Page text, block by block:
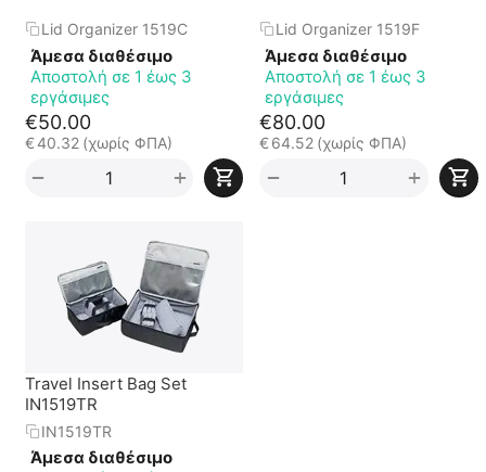
Lid Organizer 1519C
Άμεσα διαθέσιμο
Αποστολή σε 1 έως 3
εργάσιμες
€50.00
€40.32 (χωρίς ΦΠΑ)
+
−
Lid Organizer 1519F
Άμεσα διαθέσιμο
Αποστολή σε 1 έως 3
εργάσιμες
€80.00
€64.52 (χωρίς ΦΠΑ)
+
−
Travel Insert Bag Set
IN1519TR
IN1519TR
Άμεσα διαθέσιμο